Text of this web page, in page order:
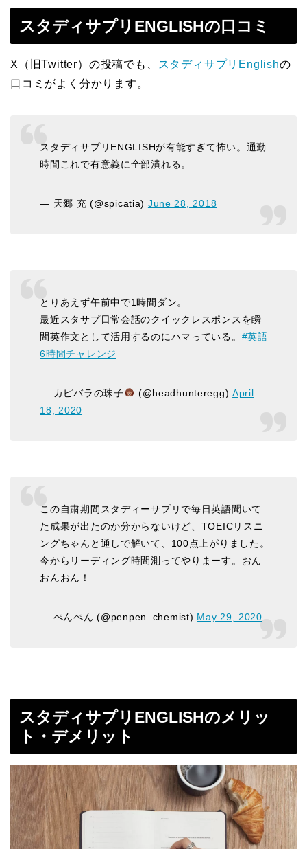
スタディサプリENGLISHの口コミ
X（旧Twitter）の投稿でも、 スタディサプリEnglishの
口コミがよく分かります。
スタディサプリENGLISHが有能すぎて怖い。通勤
時間これで有意義に全部潰れる。
— 天郷 充 (@spicatia) June 28, 2018
とりあえず午前中で1時間ダン。
最近スタサプ日常会話のクイックレスポンスを瞬
間英作文として活用するのにハマっている。 #英語
6時間チャレンジ
— カピバラの珠子 (@headhunteregg)April
18, 2020
この自粛期間スタディーサプリで毎日英語聞いて
た成果が出たのか分からないけど、TOEICリスニ
ングちゃんと通しで解いて、100点上がりました。
今からリーディング時間測ってやりまーす。おん
おんおん！
— ぺんぺん (@penpen_chemist) May 29, 2020
スタディサプリENGLISHのメリッ
ト・デメリット